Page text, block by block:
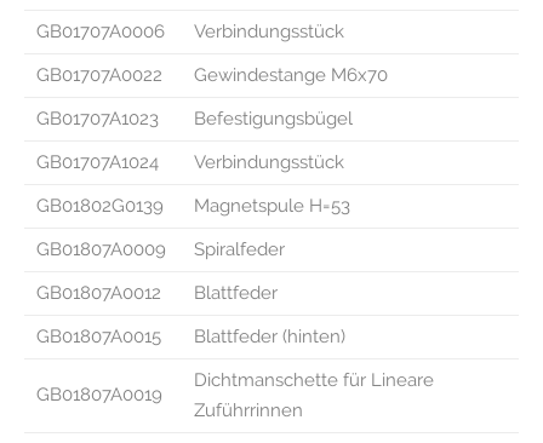
GB01707A0006
Verbindungsstück
GB01707A0022
Gewindestange M6x70
GB01707A1023
Befestigungsbügel
GB01707A1024
Verbindungsstück
GB01802G0139
Magnetspule H=53
GB01807A0009
Spiralfeder
GB01807A0012
Blattfeder
GB01807A0015
Blattfeder (hinten)
GB01807A0019
Dichtmanschette für Lineare
Zuführrinnen